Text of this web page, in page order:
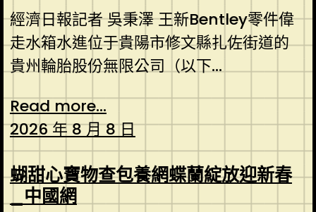
經濟日報記者 吳秉澤 王新Bentley零件偉
走水箱水進位于貴陽市修文縣扎佐街道的
貴州輪胎股份無限公司（以下...
Read more...
2026 年 8 月 8 日
蝴甜心寶物查包養網蝶蘭綻放迎新春
_中國網